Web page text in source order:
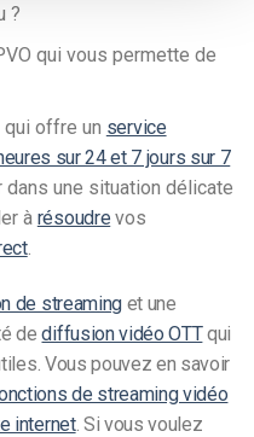
?
qui vous permette de
offre un service
sur 24 et 7 jours sur 7
une situation délicate
à résoudre vos
.
de streaminget une
dediffusion vidéo OTTqui
Vous pouvez en savoir
de streaming vidéo
internet. Si vous voulez